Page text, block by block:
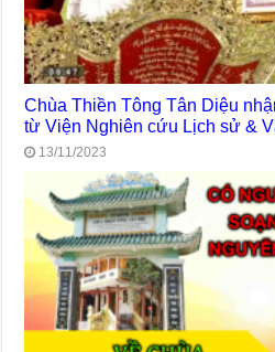
Chùa Thiền Tông Tân Diệu
từ Viện Nghiên cứu Lịch sử &
13/11/2023